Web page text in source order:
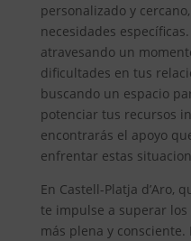
personalizado y
necesidades
atravesando un
dificultades en tus
buscando un espacio
potenciar tus recursos
encontrarás el apoyo
enfrentar estas
En Castell-Platja d’Aro,
te impulse a superar
más plena y